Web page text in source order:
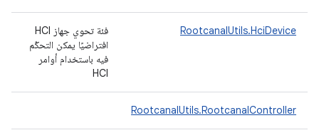
RootcanalUtils.HciDevice
فئة تحوي جهاز HCI
افتراضيًا يمكن التحكّم
فيه باستخدام أوامر
HCI
RootcanalUtils.RootcanalController